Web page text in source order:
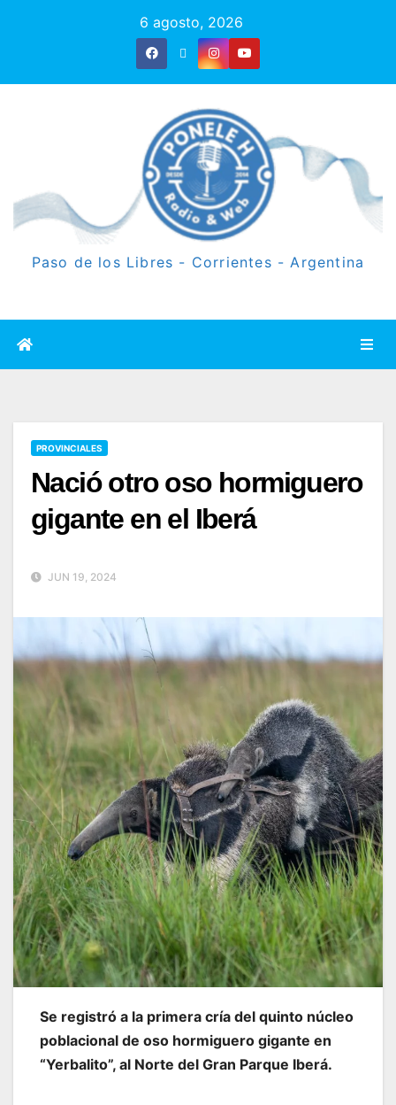
6 agosto, 2026
Paso de los Libres - Corrientes - Argentina
PROVINCIALES
Nació otro oso hormiguero
gigante en el Iberá
JUN 19, 2024
Se registró a la primera cría del quinto núcleo
poblacional de oso hormiguero gigante en
“Yerbalito”, al Norte del Gran Parque Iberá.